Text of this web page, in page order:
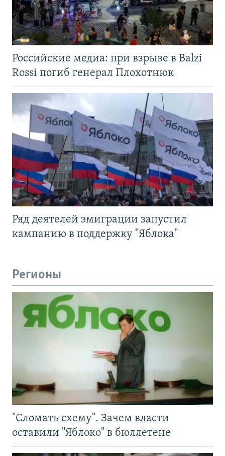
Российские медиа: при взрыве в Balzi
Rossi погиб генерал Плохотнюк
Ряд деятелей эмиграции запустил
кампанию в поддержку "Яблока"
Регионы
"Сломать схему". Зачем власти
оставили "Яблоко" в бюллетене